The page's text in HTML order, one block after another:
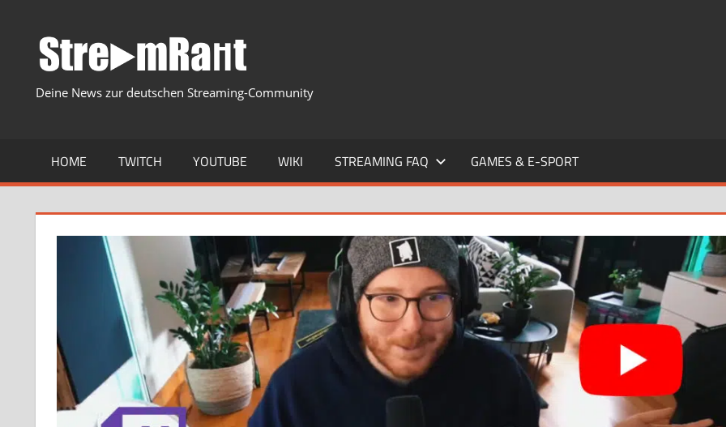
springen
Deine News zur deutschen Streaming-Community
HOME TWITCH YOUTUBE WIKI STREAMING FAQ GAMES & E-SPORT